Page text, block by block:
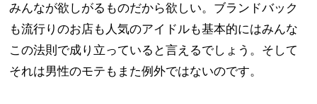
みんなが欲しがるものだから欲しい。ブランドバック
も流行りのお店も人気のアイドルも基本的にはみんな
この法則で成り立っていると言えるでしょう。そして
それは男性のモテもまた例外ではないのです。